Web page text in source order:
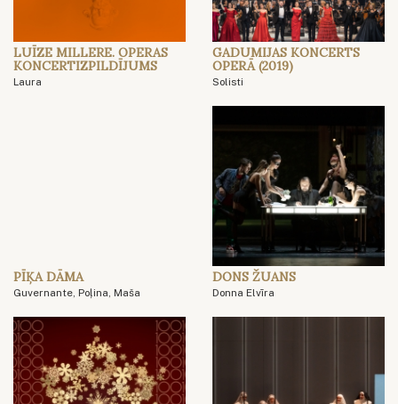
LUĪZE MILLERE. OPERAS
KONCERTIZPILDĪJUMS
Laura
GADUMIJAS KONCERTS
OPERĀ (2019)
Solisti
PĪĶA DĀMA
Guvernante, Poļina, Maša
DONS ŽUANS
Donna Elvīra